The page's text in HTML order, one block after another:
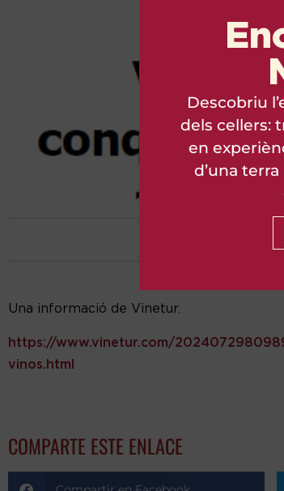
Una informació de Vinetur.
https://www.vinetur.com/
vinos.html
COMPARTE ESTE ENLACE
Descobriu
dels cellers:
en
d’una